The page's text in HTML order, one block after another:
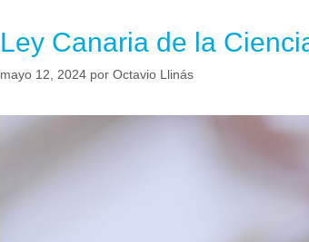
Ley Canaria de la
mayo 12, 2024 por Octavio Llinás